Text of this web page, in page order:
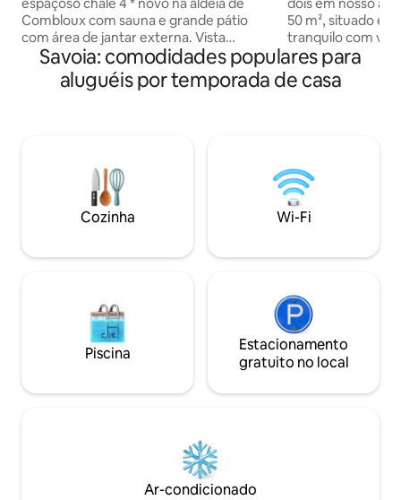
Combloux com sauna e grande pátio
com área de jantar externa. Vista
deslumbrante para o Mont Blanc e
Chaîne des Aravis. O chalé fica a apenas
200 metros do coração da aldeia, perto
Megeve. Também perto de Megève
para ótimas lojas e restaurantes e Saint
Gervais para viagens até Mont Blanc
50 m², situado
tranquilo com
Mont Blanc.
este pequeno e
perfeito para
minutos do
Combloux 🏔️ 30
✈️ 1 hora de
Savoia: comodidades populares para
aluguéis por temporada de casa
Cozinha Wi-Fi
Piscina
Estacionamento
gratuito no local
Ar-condicionado